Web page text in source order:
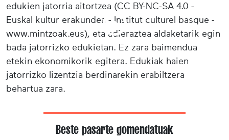
edukien jatorria aitortzea (CC BY-NC-SA 4.0 -
Euskal kultur erakundea - Institut culturel basque -
www.mintzoak.eus), eta adieraztea aldaketarik egin
bada jatorrizko edukietan. Ez zara baimendua
etekin ekonomikorik egitera. Edukiak haien
jatorrizko lizentzia berdinarekin erabiltzera
behartua zara.
Beste pasarte gomendatuak